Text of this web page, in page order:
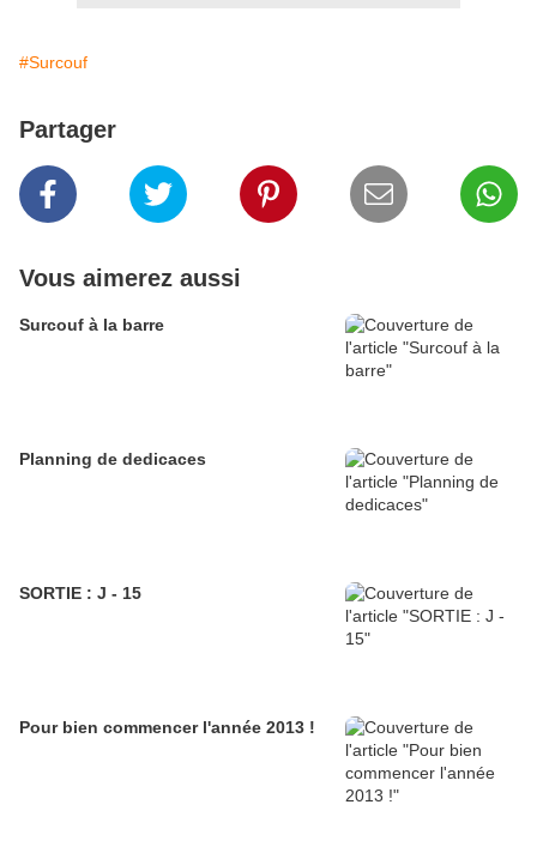
#Surcouf
Partager
Vous aimerez aussi
Surcouf à la barre
Planning de dedicaces
SORTIE : J - 15
Pour bien commencer l'année 2013 !